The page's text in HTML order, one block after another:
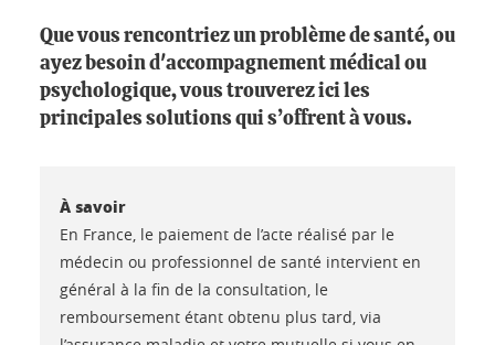
Que vous rencontriez un problème de santé, ou
ayez besoin d'accompagnement médical ou
psychologique, vous trouverez ici les
principales solutions qui s’offrent à vous.
À savoir
En France, le paiement de l’acte réalisé par le
médecin ou professionnel de santé intervient en
général à la fin de la consultation, le
remboursement étant obtenu plus tard, via